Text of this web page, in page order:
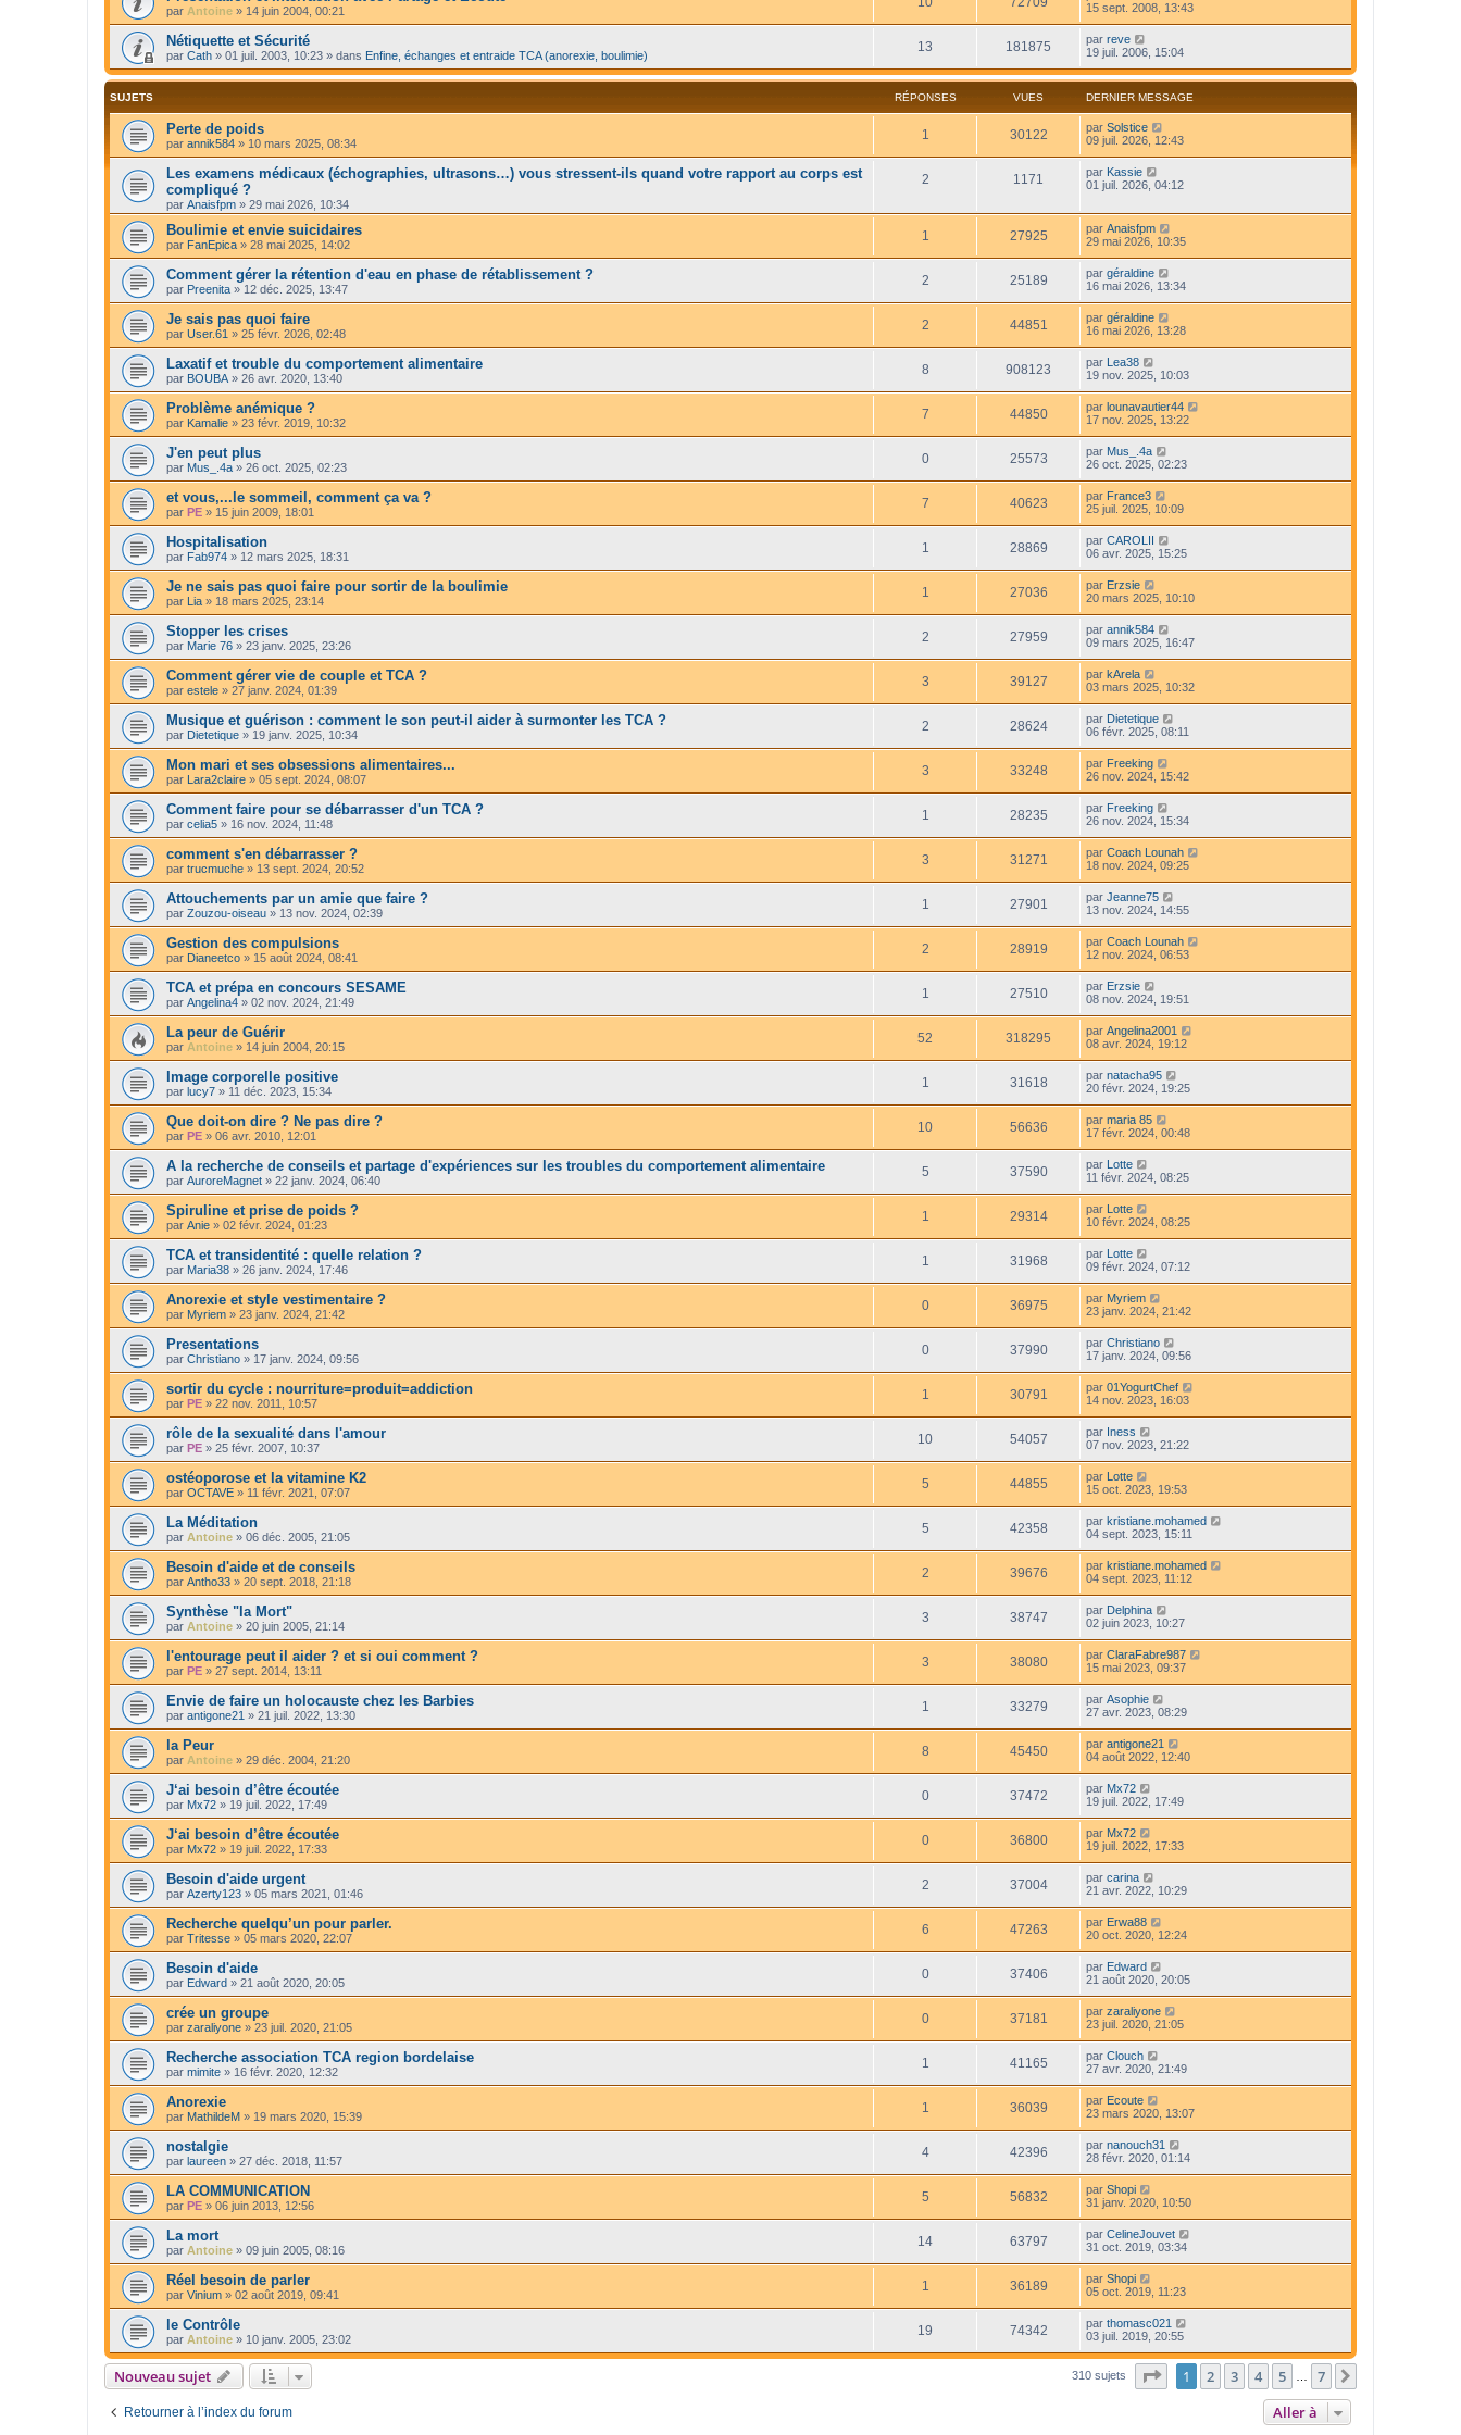
par Antoine » 14 juin 2004, 00:21
15 sept. 2008, 13:43
Nétiquette et Sécurité
par Cath » 01 juil. 2003, 10:23 » dans Enfine, échanges et entraide TCA (anorexie, boulimie)
13 181875 par reve
19 juil. 2006, 15:04
SUJETS RÉPONSES VUES DERNIER MESSAGE
Perte de poids
par annik584 » 10 mars 2025, 08:34
1 30122 par Solstice
09 juil. 2026, 12:43
Les examens médicaux (échographies, ultrasons…) vous stressent-ils quand votre rapport au corps est
compliqué ?
par Anaisfpm » 29 mai 2026, 10:34
2 1171 par Kassie
01 juil. 2026, 04:12
Boulimie et envie suicidaires
par FanEpica » 28 mai 2025, 14:02
1 27925 par Anaisfpm
29 mai 2026, 10:35
Comment gérer la rétention d'eau en phase de rétablissement ?
par Preenita » 12 déc. 2025, 13:47
2 25189 par géraldine
16 mai 2026, 13:34
Je sais pas quoi faire
par User.61 » 25 févr. 2026, 02:48
2 44851 par géraldine
16 mai 2026, 13:28
Laxatif et trouble du comportement alimentaire
par BOUBA » 26 avr. 2020, 13:40
8 908123 par Lea38
19 nov. 2025, 10:03
Problème anémique ?
par Kamalie » 23 févr. 2019, 10:32
7 44850 par lounavautier44
17 nov. 2025, 13:22
J'en peut plus
par Mus_.4a » 26 oct. 2025, 02:23
0 25573 par Mus_.4a
26 oct. 2025, 02:23
et vous,...le sommeil, comment ça va ?
par PE » 15 juin 2009, 18:01
7 40623 par France3
25 juil. 2025, 10:09
Hospitalisation
par Fab974 » 12 mars 2025, 18:31
1 28869 par CAROLII
06 avr. 2025, 15:25
Je ne sais pas quoi faire pour sortir de la boulimie
par Lia » 18 mars 2025, 23:14
1 27036 par Erzsie
20 mars 2025, 10:10
Stopper les crises
par Marie 76 » 23 janv. 2025, 23:26
2 27959 par annik584
09 mars 2025, 16:47
Comment gérer vie de couple et TCA ?
par estele » 27 janv. 2024, 01:39
3 39127 par kArela
03 mars 2025, 10:32
Musique et guérison : comment le son peut-il aider à surmonter les TCA ?
par Dietetique » 19 janv. 2025, 10:34
2 28624 par Dietetique
06 févr. 2025, 08:11
Mon mari et ses obsessions alimentaires...
par Lara2claire » 05 sept. 2024, 08:07
3 33248 par Freeking
26 nov. 2024, 15:42
Comment faire pour se débarrasser d'un TCA ?
par celia5 » 16 nov. 2024, 11:48
1 28235 par Freeking
26 nov. 2024, 15:34
comment s'en débarrasser ?
par trucmuche » 13 sept. 2024, 20:52
3 31271 par Coach Lounah
18 nov. 2024, 09:25
Attouchements par un amie que faire ?
par Zouzou-oiseau » 13 nov. 2024, 02:39
1 27901 par Jeanne75
13 nov. 2024, 14:55
Gestion des compulsions
par Dianeetco » 15 août 2024, 08:41
2 28919 par Coach Lounah
12 nov. 2024, 06:53
TCA et prépa en concours SESAME
par Angelina4 » 02 nov. 2024, 21:49
1 27510 par Erzsie
08 nov. 2024, 19:51
La peur de Guérir
par Antoine » 14 juin 2004, 20:15
52 318295 par Angelina2001
08 avr. 2024, 19:12
Image corporelle positive
par lucy7 » 11 déc. 2023, 15:34
1 31618 par natacha95
20 févr. 2024, 19:25
Que doit-on dire ? Ne pas dire ?
par PE » 06 avr. 2010, 12:01
10 56636 par maria 85
17 févr. 2024, 00:48
A la recherche de conseils et partage d'expériences sur les troubles du comportement alimentaire
par AuroreMagnet » 22 janv. 2024, 06:40
5 37590 par Lotte
11 févr. 2024, 08:25
Spiruline et prise de poids ?
par Anie » 02 févr. 2024, 01:23
1 29314 par Lotte
10 févr. 2024, 08:25
TCA et transidentité : quelle relation ?
par Maria38 » 26 janv. 2024, 17:46
1 31968 par Lotte
09 févr. 2024, 07:12
Anorexie et style vestimentaire ?
par Myriem » 23 janv. 2024, 21:42
0 36975 par Myriem
23 janv. 2024, 21:42
Presentations
par Christiano » 17 janv. 2024, 09:56
0 37990 par Christiano
17 janv. 2024, 09:56
sortir du cycle : nourriture=produit=addiction
par PE » 22 nov. 2011, 10:57
1 30791 par 01YogurtChef
14 nov. 2023, 16:03
rôle de la sexualité dans l'amour
par PE » 25 févr. 2007, 10:37
10 54057 par Iness
07 nov. 2023, 21:22
ostéoporose et la vitamine K2
par OCTAVE » 11 févr. 2021, 07:07
5 44855 par Lotte
15 oct. 2023, 19:53
La Méditation
par Antoine » 06 déc. 2005, 21:05
5 42358 par kristiane.mohamed
04 sept. 2023, 15:11
Besoin d'aide et de conseils
par Antho33 » 20 sept. 2018, 21:18
2 39676 par kristiane.mohamed
04 sept. 2023, 11:12
Synthèse "la Mort"
par Antoine » 20 juin 2005, 21:14
3 38747 par Delphina
02 juin 2023, 10:27
l'entourage peut il aider ? et si oui comment ?
par PE » 27 sept. 2014, 13:11
3 38080 par ClaraFabre987
15 mai 2023, 09:37
Envie de faire un holocauste chez les Barbies
par antigone21 » 21 juil. 2022, 13:30
1 33279 par Asophie
27 avr. 2023, 08:29
la Peur
par Antoine » 29 déc. 2004, 21:20
8 45450 par antigone21
04 août 2022, 12:40
J‘ai besoin d’être écoutée
par Mx72 » 19 juil. 2022, 17:49
0 37472 par Mx72
19 juil. 2022, 17:49
J‘ai besoin d’être écoutée
par Mx72 » 19 juil. 2022, 17:33
0 36800 par Mx72
19 juil. 2022, 17:33
Besoin d'aide urgent
par Azerty123 » 05 mars 2021, 01:46
2 37004 par carina
21 avr. 2022, 10:29
Recherche quelqu’un pour parler.
par Tritesse » 05 mars 2020, 22:07
6 47263 par Erwa88
20 oct. 2020, 12:24
Besoin d'aide
par Edward » 21 août 2020, 20:05
0 37406 par Edward
21 août 2020, 20:05
crée un groupe
par zaraliyone » 23 juil. 2020, 21:05
0 37181 par zaraliyone
23 juil. 2020, 21:05
Recherche association TCA region bordelaise
par mimite » 16 févr. 2020, 12:32
1 41165 par Clouch
27 avr. 2020, 21:49
Anorexie
par MathildeM » 19 mars 2020, 15:39
1 36039 par Ecoute
23 mars 2020, 13:07
nostalgie
par laureen » 27 déc. 2018, 11:57
4 42396 par nanouch31
28 févr. 2020, 01:14
LA COMMUNICATION
par PE » 06 juin 2013, 12:56
5 56832 par Shopi
31 janv. 2020, 10:50
La mort
par Antoine » 09 juin 2005, 08:16
14 63797 par CelineJouvet
31 oct. 2019, 03:34
Réel besoin de parler
par Vinium » 02 août 2019, 09:41
1 36189 par Shopi
05 oct. 2019, 11:23
le Contrôle
par Antoine » 10 janv. 2005, 23:02
19 74342 par thomasc021
03 juil. 2019, 20:55
Nouveau sujet 310 sujets Page sur7
1 2 3 4 5 7
Retourner à l’index du forum Aller à